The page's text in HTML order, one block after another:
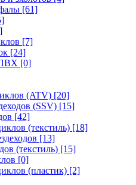
[61]
[7]
[24]
[0]
(ATV) [20]
(SSV) [15]
[42]
(текстиль) [18]
[13]
(текстиль) [15]
[0]
(пластик) [2]